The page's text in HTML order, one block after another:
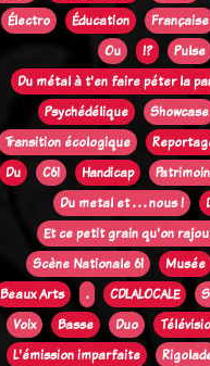
Électro
Éducation Française
Ou
!?
Pulse
Du métal à t'en faire péter la
Psychédélique
Showcase
Transition écologique
Du
C61 Handicap
Du metal et . . . nous !
Et ce petit grain qu'on
Scène Nationale 61
Musée
Beaux Arts
. CDLALOCALE
Voix
Basse Duo
L'émission imparfaite